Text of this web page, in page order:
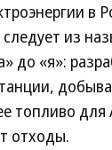
в
из
до «я»:
топливо
отходы.